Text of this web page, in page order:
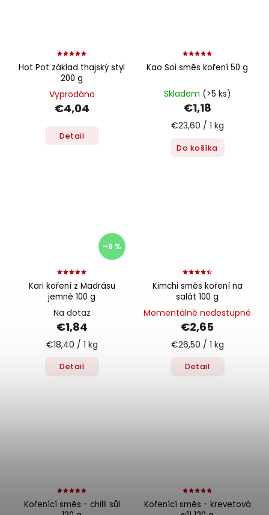
Hot Pot základ thajský styl
200 g
Vyprodáno
€4,04
Detail
Kao Soi směs koření 50 g
Skladem (>5 ks)
€1,18
€23,60 / 1 kg
Do košíka
–8 %
Kari koření z Madrásu
jemné 100 g
Na dotaz
€1,84
€18,40 / 1 kg
Detail
Kimchi směs koření na
salát 100 g
Momentálně nedostupné
€2,65
€26,50 / 1 kg
Detail
Kořenící směs - chilli sůl
Kořenící směs - krevetová